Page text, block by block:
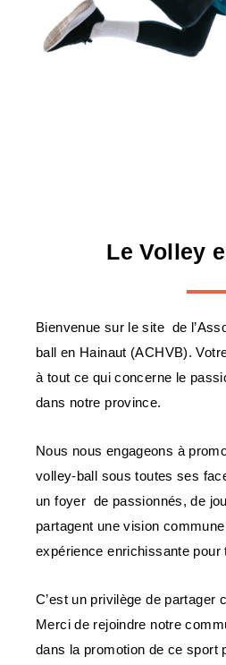
Le Volley
Bienvenue sur le site de
ball en Hainaut (ACHVB).
à tout ce qui concerne le
dans notre province.
Nous nous engageons à
volley-ball sous toutes ses
un foyer de passionnés, de
partagent une vision
expérience enrichissante pour
C’est un privilège de partager
Merci de rejoindre notre
dans la promotion de ce sport